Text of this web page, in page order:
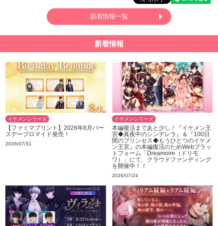
新着情報一覧
新着情報
イケメンシリーズ
【ファミマプリント】2026年8月バー
スデーブロマイド発売！
2026/07/31
イケメンシリーズ
本編復活まであと少し！『イケメン王
宮◆真夜中のシンデレラ』＆『100日
間のプリンセス◆もうひとつのイケメ
ン王宮』の本編復活のためWebプラッ
トフォーム「Dreamoire（ドリモ
ワ）」にて、クラウドファンディング
を開催中！！
2026/07/24